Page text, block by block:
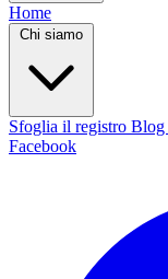
Home
Chi siamo
Sfoglia il registro Blog
Facebook